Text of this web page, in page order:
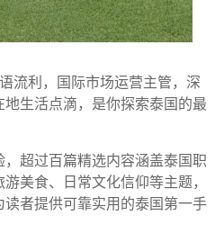
流利，国际市场运营主管，深
生活点滴，是你探索泰国的最
超过百篇精选内容涵盖泰国职
美食、日常文化信仰等主题，
者提供可靠实用的泰国第一手